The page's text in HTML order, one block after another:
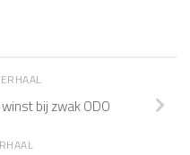
bij zwak ODO